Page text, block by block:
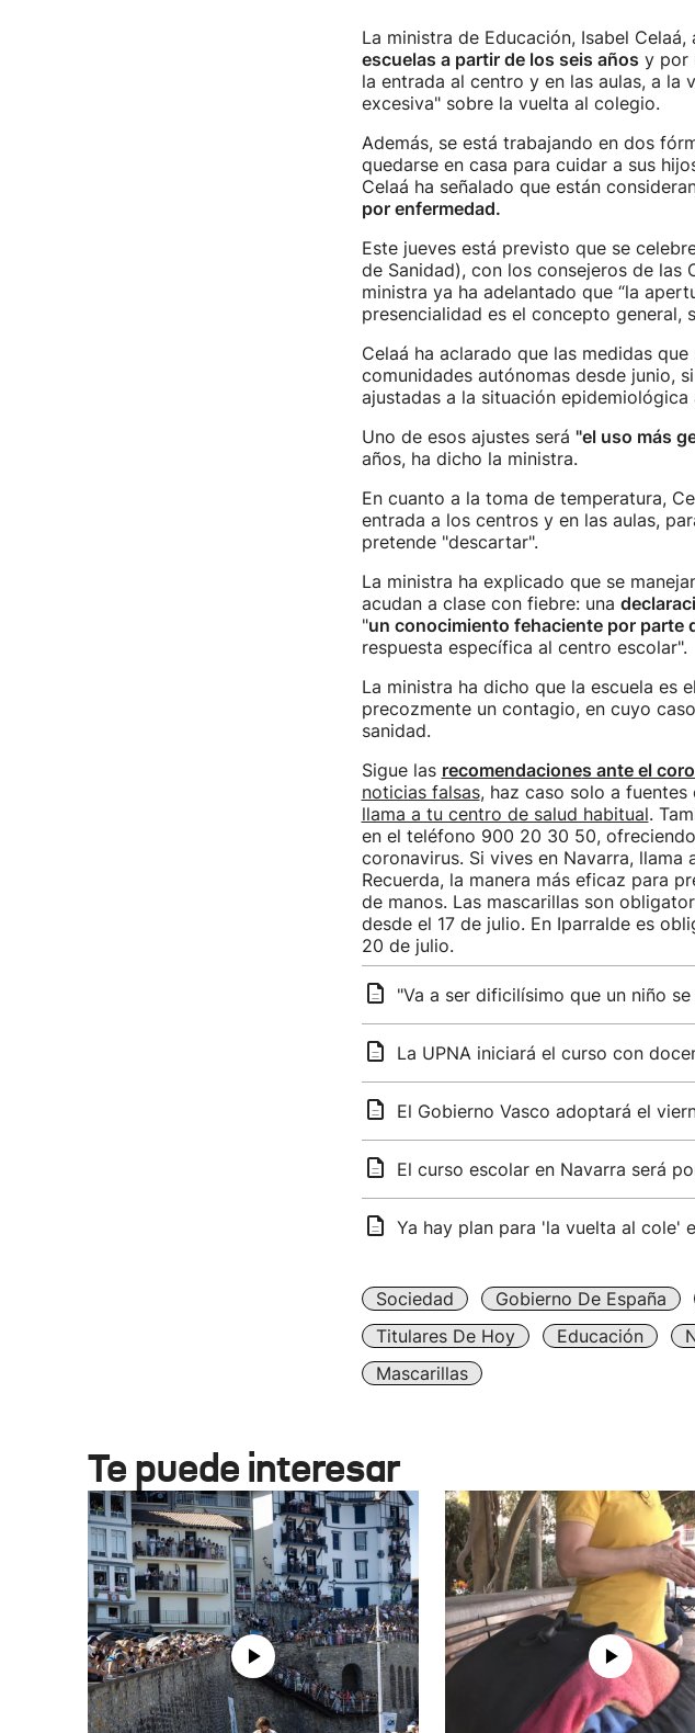
La ministra de Educación, Isabel Celaá,
escuelas a partir de los seis años y por
la entrada al centro y en las aulas, a la
excesiva" sobre la vuelta al colegio.
Además, se está trabajando en dos
quedarse en casa para cuidar a sus
Celaá ha señalado que están
por enfermedad.
Este jueves está previsto que se
de Sanidad), con los consejeros de las
ministra ya ha adelantado que “la
presencialidad es el concepto general,
Celaá ha aclarado que las medidas
comunidades autónomas desde junio,
ajustadas a la situación epidemiológica
Uno de esos ajustes será "el uso más
años, ha dicho la ministra.
En cuanto a la toma de temperatura,
entrada a los centros y en las aulas,
pretende "descartar".
La ministra ha explicado que se
acudan a clase con fiebre: una
"un conocimiento fehaciente por parte
respuesta específica al centro escolar".
La ministra ha dicho que la escuela es
precozmente un contagio, en cuyo
sanidad.
Sigue las recomendaciones ante el
noticias falsas, haz caso solo a fuentes
llama a tu centro de salud habitual.
en el teléfono 900 20 30 50,
coronavirus. Si vives en Navarra,
Recuerda, la manera más eficaz para
de manos. Las mascarillas son
desde el 17 de julio. En Iparralde es
20 de julio.
"Va a ser dificilísimo que un niño
La UPNA iniciará el curso con
El Gobierno Vasco adoptará el
El curso escolar en Navarra será
Ya hay plan para 'la vuelta al cole'
Sociedad Gobierno De España
Titulares De Hoy
Educación
Mascarillas
Te puede interesar